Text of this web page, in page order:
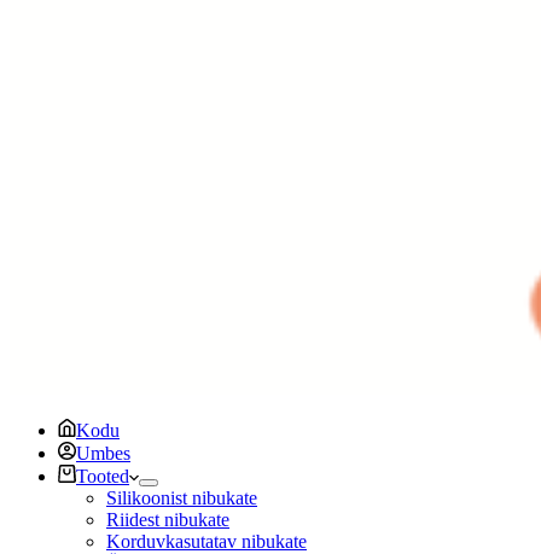
Kodu
Umbes
Tooted
Silikoonist nibukate
Riidest nibukate
Korduvkasutatav nibukate